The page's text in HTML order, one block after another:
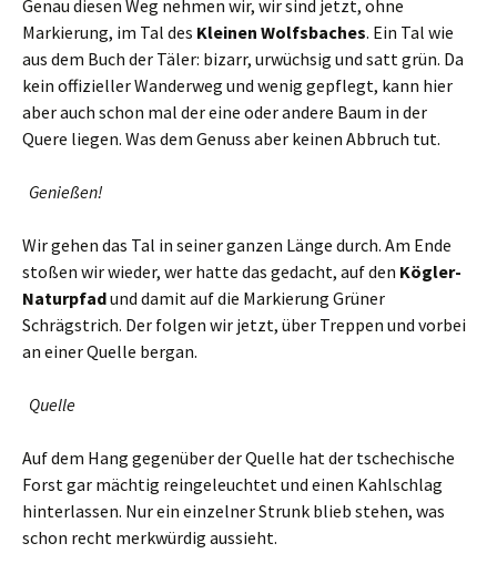
Genau diesen Weg nehmen wir, wir sind jetzt, ohne
Markierung, im Tal des Kleinen Wolfsbaches. Ein Tal wie
aus dem Buch der Täler: bizarr, urwüchsig und satt grün. Da
kein offizieller Wanderweg und wenig gepflegt, kann hier
aber auch schon mal der eine oder andere Baum in der
Quere liegen. Was dem Genuss aber keinen Abbruch tut.
Genießen!
Wir gehen das Tal in seiner ganzen Länge durch. Am Ende
stoßen wir wieder, wer hatte das gedacht, auf den Kögler-
Naturpfadund damit auf die Markierung Grüner
Schrägstrich. Der folgen wir jetzt, über Treppen und vorbei
an einer Quelle bergan.
Quelle
Auf dem Hang gegenüber der Quelle hat der tschechische
Forst gar mächtig reingeleuchtet und einen Kahlschlag
hinterlassen. Nur ein einzelner Strunk blieb stehen, was
schon recht merkwürdig aussieht.